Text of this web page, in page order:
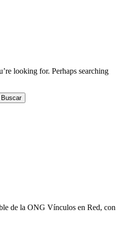
looking for. Perhaps searching
Buscar
de la ONG Vínculos en Red, con